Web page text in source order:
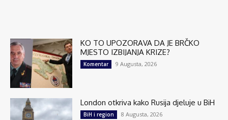
KO TO UPOZORAVA DA JE BRČKO
MJESTO IZBIJANJA KRIZE?
Komentar 9 Augusta, 2026
London otkriva kako Rusija djeluje u BiH
BiH i region 8 Augusta, 2026